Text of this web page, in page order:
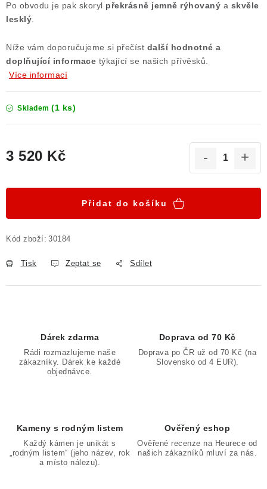
Po obvodu je pak skoryl překrásně jemně rýhovaný a skvěle
lesklý
Níže vám doporučujeme si přečíst další hodnotné a
doplňující informace týkající se našich přívěsků.
Více informací
Skladem (1 ks)
3 520 Kč
Přidat do košíku
Kód zboží: 30184
Tisk Zeptat se Sdílet
Dárek zdarma
Rádi rozmazlujeme naše
zákazníky. Dárek ke každé
objednávce.
Doprava od 70 Kč
Doprava po ČR už od 70 Kč (na
Slovensko od 4 EUR).
Kameny s rodným listem
Každý kámen je unikát s
„rodným listem“ (jeho název, rok
a místo nálezu).
Ověřený eshop
Ověřené recenze na Heurece od
našich zákazníků mluví za nás.